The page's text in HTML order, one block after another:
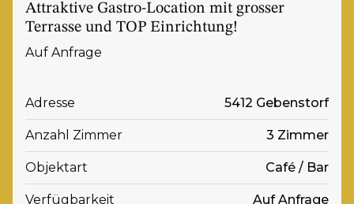
Attraktive Gastro-Location mit grosser
Terrasse und TOP Einrichtung!
Auf Anfrage
Adresse 5412 Gebenstorf
Anzahl Zimmer 3 Zimmer
Objektart Café / Bar
Verfügbarkeit Auf Anfrage